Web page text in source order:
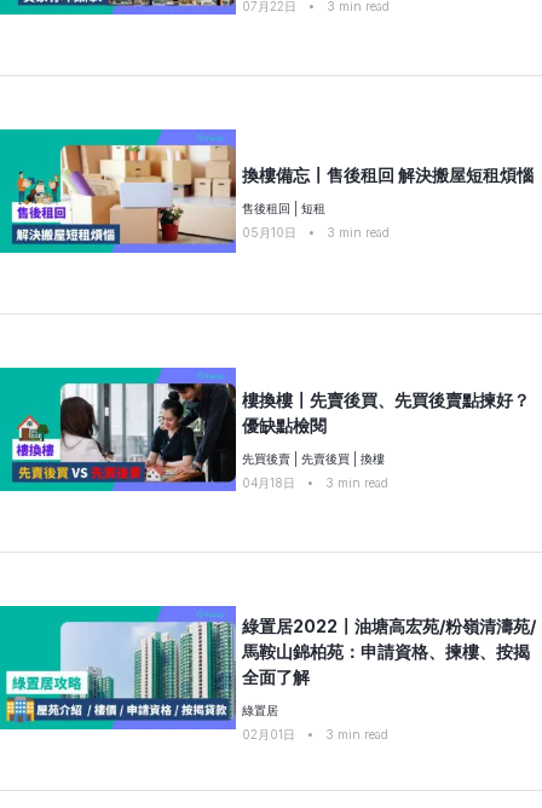
07月22日 • 3 min read
換樓備忘〡售後租回 解決搬屋短租煩惱
售後租回
短租
05月10日
• 3 min read
樓換樓〡先賣後買、先買後賣點揀好？
優缺點檢閱
先買後賣 先賣後買
換樓
04月18日
• 3 min read
綠置居2022〡油塘高宏苑/粉嶺清濤苑/
馬鞍山錦柏苑：申請資格、揀樓、按揭
全面了解
綠置居
02月01日
• 3 min read